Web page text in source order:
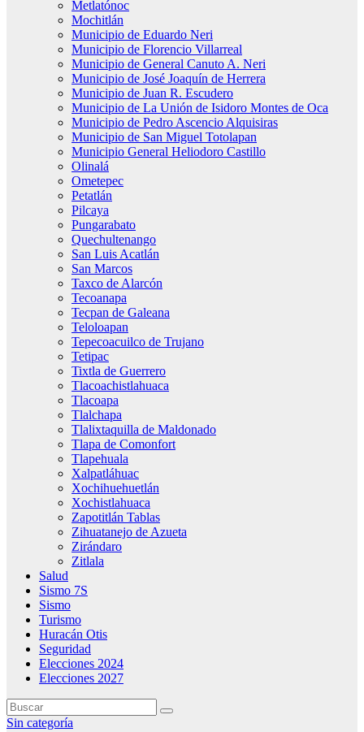
Metlatónoc
Mochitlán
Municipio de Eduardo Neri
Municipio de Florencio Villarreal
Municipio de General Canuto A. Neri
Municipio de José Joaquín de Herrera
Municipio de Juan R. Escudero
Municipio de La Unión de Isidoro Montes de Oca
Municipio de Pedro Ascencio Alquisiras
Municipio de San Miguel Totolapan
Municipio General Heliodoro Castillo
Olinalá
Ometepec
Petatlán
Pilcaya
Pungarabato
Quechultenango
San Luis Acatlán
San Marcos
Taxco de Alarcón
Tecoanapa
Tecpan de Galeana
Teloloapan
Tepecoacuilco de Trujano
Tetipac
Tixtla de Guerrero
Tlacoachistlahuaca
Tlacoapa
Tlalchapa
Tlalixtaquilla de Maldonado
Tlapa de Comonfort
Tlapehuala
Xalpatláhuac
Xochihuehuetlán
Xochistlahuaca
Zapotitlán Tablas
Zihuatanejo de Azueta
Zirándaro
Zitlala
Salud
Sismo 7S
Sismo
Turismo
Huracán Otis
Seguridad
Elecciones 2024
Elecciones 2027
Sin categoría